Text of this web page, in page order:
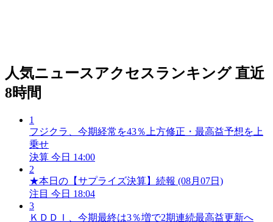
人気ニュースアクセスランキング 直近
8時間
1
フジクラ、今期経常を43％上方修正・最高益予想を上
乗せ
決算 今日 14:00
2
★本日の【サプライズ決算】続報 (08月07日)
注目 今日 18:04
3
ＫＤＤＩ、今期最終は3％増で2期連続最高益更新へ